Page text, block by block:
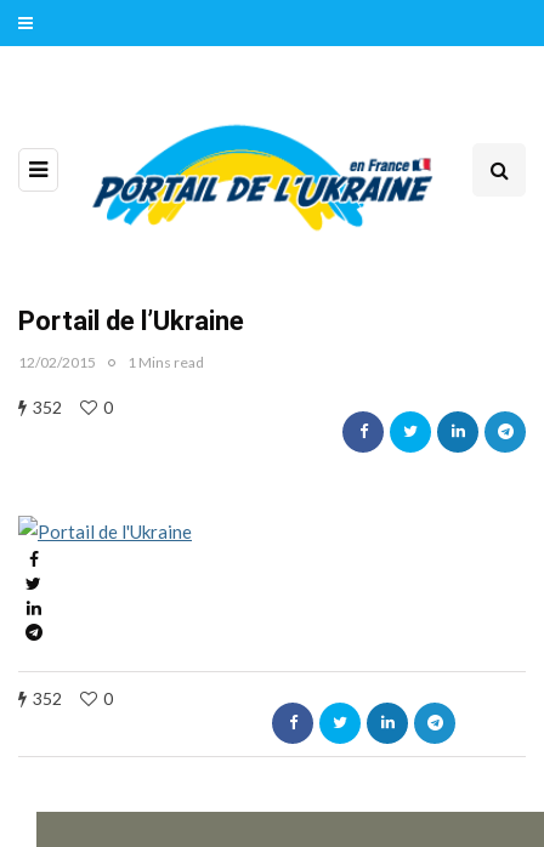
Portail de l’Ukraine
12/02/2015 1 Mins read
352 0
352 0